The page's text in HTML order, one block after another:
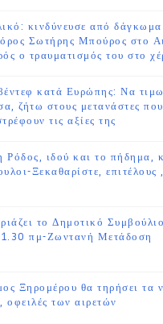
κινδύνευσε από
Σωτήρης Μπούρος στο
ο τραυματισμός του στο
κατά Ευρώπης: Να
ζήτω στους μετανάστες που
τις αξίες της
Ρόδος, ιδού και το πήδημα,
Ξεκαθαρίστε, επιτέλους
το Δημοτικό
πμ-Ζωντανή Μετάδοση
Ξηρομέρου θα τηρήσει τα
οφειλές των αιρετών